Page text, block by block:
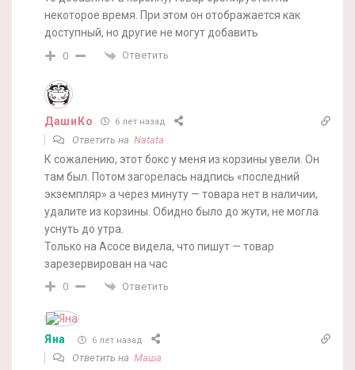
некоторое время. При этом он отображается как
доступный, но другие не могут добавить
0 Ответить
ДашиКо 6 лет назад
Ответить на Natata
К сожалению, этот бокс у меня из корзины увели. Он
там был. Потом загорелась надпись «последний
экземпляр» а через минуту — товара нет в наличии,
удалите из корзины. Обидно было до жути, не могла
уснуть до утра.
Только на Асосе видела, что пишут — товар
зарезервирован на час
0 Ответить
Яна 6 лет назад
Ответить на Маша